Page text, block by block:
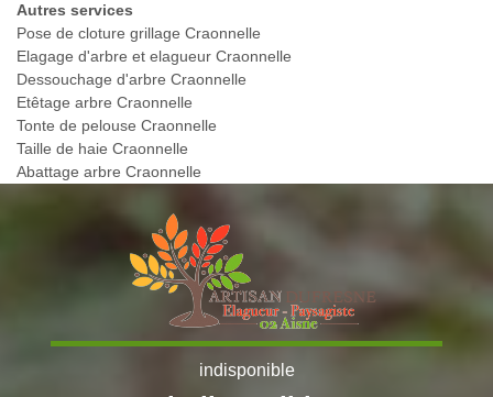
Autres services
Pose de cloture grillage Craonnelle
Elagage d'arbre et elagueur Craonnelle
Dessouchage d'arbre Craonnelle
Etêtage arbre Craonnelle
Tonte de pelouse Craonnelle
Taille de haie Craonnelle
Abattage arbre Craonnelle
indisponible